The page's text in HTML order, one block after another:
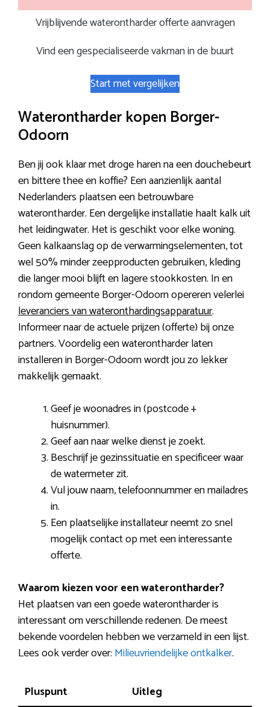
Vrijblijvende waterontharder offerte aanvragen
Vind een gespecialiseerde vakman in de buurt
Start met vergelijken
Waterontharder kopen Borger-
Odoorn
Ben jij ook klaar met droge haren na een douchebeurt
en bittere thee en koffie? Een aanzienlijk aantal
Nederlanders plaatsen een betrouwbare
waterontharder. Een dergelijke installatie haalt kalk uit
het leidingwater. Het is geschikt voor elke woning.
Geen kalkaanslag op de verwarmingselementen, tot
wel 50% minder zeepproducten gebruiken, kleding
die langer mooi blijft en lagere stookkosten. In en
rondom gemeente Borger-Odoorn opereren velerlei
leveranciers van wateronthardingsapparatuur.
Informeer naar de actuele prijzen (offerte) bij onze
partners. Voordelig een waterontharder laten
installeren in Borger-Odoorn wordt jou zo lekker
makkelijk gemaakt.
Geef je woonadres in (postcode +
huisnummer).
Geef aan naar welke dienst je zoekt.
Beschrijf je gezinssituatie en specificeer waar
de watermeter zit.
Vul jouw naam, telefoonnummer en mailadres
in.
Een plaatselijke installateur neemt zo snel
mogelijk contact op met een interessante
offerte.
Waarom kiezen voor een waterontharder?
Het plaatsen van een goede waterontharder is
interessant om verschillende redenen. De meest
bekende voordelen hebben we verzameld in een lijst.
Lees ook verder over: Milieuvriendelijke ontkalker.
Pluspunt Uitleg